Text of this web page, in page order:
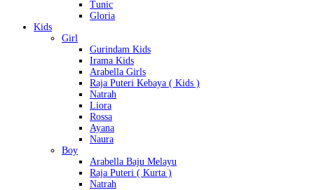
Tunic
Gloria
Kids
Girl
Gurindam Kids
Irama Kids
Arabella Girls
Raja Puteri Kebaya ( Kids )
Natrah
Liora
Rossa
Ayana
Naura
Boy
Arabella Baju Melayu
Raja Puteri ( Kurta )
Natrah